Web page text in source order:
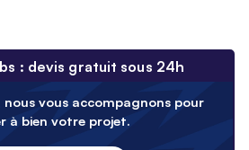
: devis gratuit sous 24h
nous vous accompagnons pour
à bien votre projet.